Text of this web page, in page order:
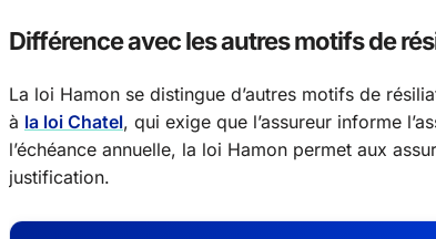
Différence avec les autres motifs de
La loi Hamon se distingue d’autres motifs de
à la loi Chatel, qui exige que l’assureur informe
l’échéance annuelle, la loi Hamon permet aux
justification.